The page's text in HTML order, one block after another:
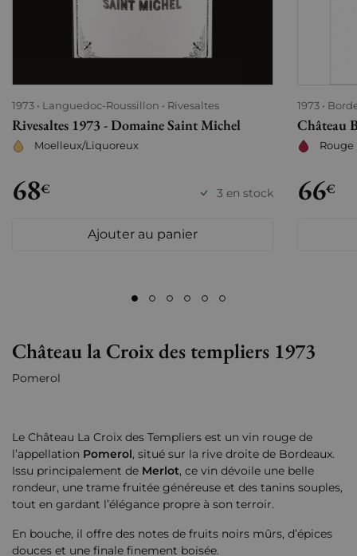
1973 Languedoc-Roussillon Rivesaltes
Rivesaltes 1973 - Domaine Saint Michel
Moelleux/Liquoreux
68€ 3 en stock
Ajouter au panier
1973
Château
Rouge
66€
Château la Croix des templiers 1973
Pomerol
Le Château La Croix des Templiers est un vin rouge de
l’appellation Pomerol, situé sur la rive droite de Bordeaux.
Issu principalement de Merlot, ce vin dévoile une belle
rondeur, une trame fruitée généreuse et des tanins souples,
tout en gardant l’élégance propre à son terroir.
En bouche, il offre des notes de fruits noirs mûrs, d’épices
douces et une finale finement boisée.